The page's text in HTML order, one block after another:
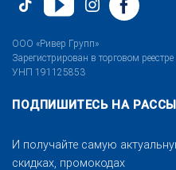
ООО «Ривер Групп»
Зарегистрирован в торговом
УНП 191125853
ПОДПИШИТЕСЬ НА
И получайте самую
скидках, промокодах